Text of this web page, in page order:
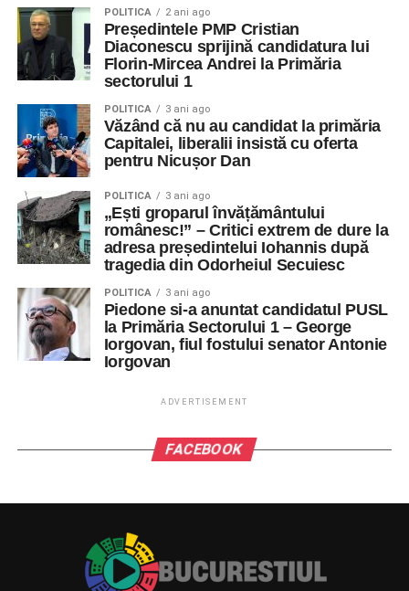
POLITICA 2 ani ago
Președintele PMP Cristian
Diaconescu sprijină candidatura lui
Florin-Mircea Andrei la Primăria
sectorului 1
POLITICA 3 ani ago
Văzând că nu au candidat la primăria
Capitalei, liberalii insistă cu oferta
pentru Nicușor Dan
POLITICA 3 ani ago
„Ești groparul învățământului
românesc!” – Critici extrem de dure la
adresa președintelui Iohannis după
tragedia din Odorheiul Secuiesc
POLITICA 3 ani ago
Piedone si-a anuntat candidatul PUSL
la Primăria Sectorului 1 – George
Iorgovan, fiul fostului senator Antonie
Iorgovan
ADVERTISEMENT
FACEBOOK